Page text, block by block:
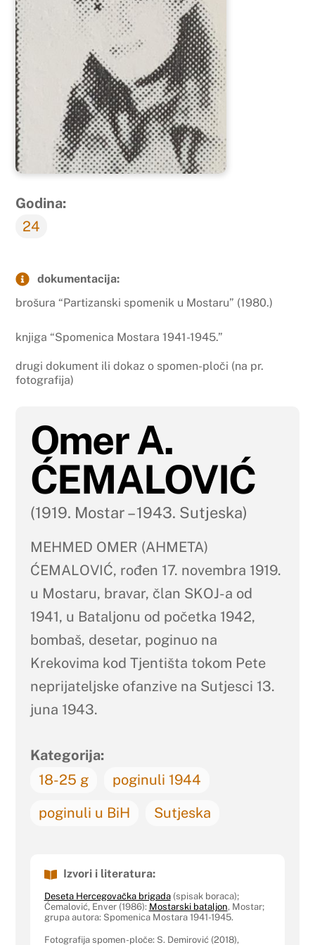
Godina:
24
dokumentacija:
brošura “Partizanski spomenik u Mostaru” (1980.)
knjiga “Spomenica Mostara 1941-1945.”
drugi dokument ili dokaz o spomen-ploči (na pr.
fotografija)
Omer A.
ĆEMALOVIĆ
(1919. Mostar – 1943. Sutjeska)
MEHMED OMER (AHMETA)
ĆEMALOVIĆ, rođen 17. novembra 1919.
u Mostaru, bravar, član SKOJ-a od
1941, u Bataljonu od početka 1942,
bombaš, desetar, poginuo na
Krekovima kod Tjentišta tokom Pete
neprijateljske ofanzive na Sutjesci 13.
juna 1943.
Kategorija:
18-25 g
poginuli 1944
poginuli u BiH
Sutjeska
Izvori i literatura:
Deseta Hercegovačka brigada(spisak boraca);
Ćemalović, Enver (1986): Mostarski bataljon, Mostar;
grupa autora: Spomenica Mostara 1941-1945.
Fotografija spomen-ploče: S. Demirović (2018),